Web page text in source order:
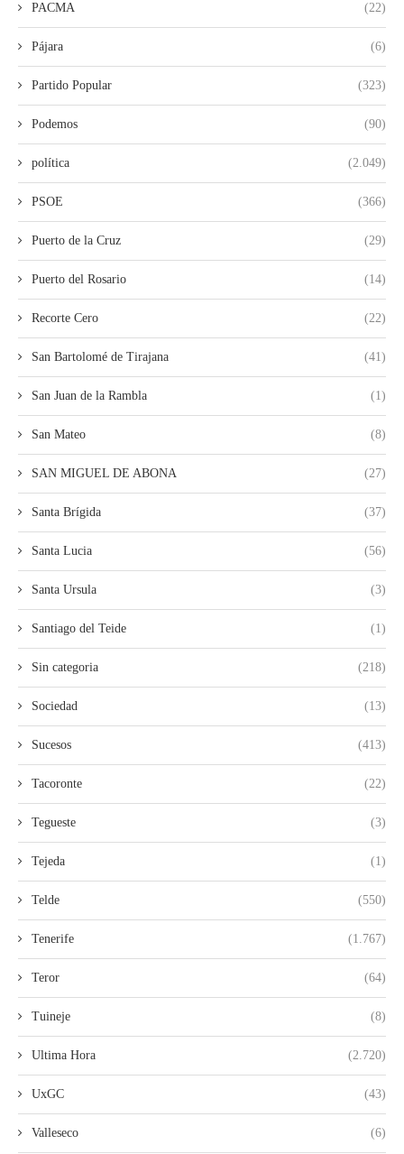
PACMA (22)
Pájara (6)
Partido Popular (323)
Podemos (90)
política (2.049)
PSOE (366)
Puerto de la Cruz (29)
Puerto del Rosario (14)
Recorte Cero (22)
San Bartolomé de Tirajana (41)
San Juan de la Rambla (1)
San Mateo (8)
SAN MIGUEL DE ABONA (27)
Santa Brígida (37)
Santa Lucia (56)
Santa Ursula (3)
Santiago del Teide (1)
Sin categoria (218)
Sociedad (13)
Sucesos (413)
Tacoronte (22)
Tegueste (3)
Tejeda (1)
Telde (550)
Tenerife (1.767)
Teror (64)
Tuineje (8)
Ultima Hora (2.720)
UxGC (43)
Valleseco (6)